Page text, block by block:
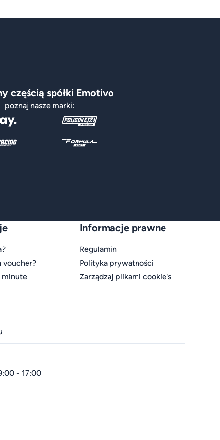
częścią spółki Emotivo
poznaj nasze marki:
voucher?
minute
Informacje prawne
Regulamin
Polityka prywatności
Zarządzaj plikami cookie's
- 17:00